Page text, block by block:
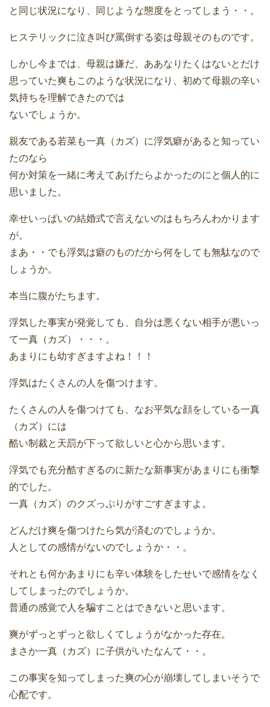
と同じ状況になり、同じような態度をとってしまう・・。
ヒステリックに泣き叫び罵倒する姿は母親そのものです。
しかし今までは、母親は嫌だ、ああなりたくはないとだけ
思っていた爽もこのような状況になり、初めて母親の辛い
気持ちを理解できたのでは
ないでしょうか。
親友である若菜も一真（カズ）に浮気癖があると知ってい
たのなら
何か対策を一緒に考えてあげたらよかったのにと個人的に
思いました。
幸せいっぱいの結婚式で言えないのはもちろんわかります
が。
まあ・・でも浮気は癖のものだから何をしても無駄なので
しょうか。
本当に腹がたちます。
浮気した事実が発覚しても、自分は悪くない相手が悪いっ
て一真（カズ）・・・。
あまりにも幼すぎますよね！！！
浮気はたくさんの人を傷つけます。
たくさんの人を傷つけても、なお平気な顔をしている一真
（カズ）には
酷い制裁と天罰が下って欲しいと心から思います。
浮気でも充分酷すぎるのに新たな新事実があまりにも衝撃
的でした。
一真（カズ）のクズっぷりがすごすぎますよ。
どんだけ爽を傷つけたら気が済むのでしょうか。
人としての感情がないのでしょうか・・。
それとも何かあまりにも辛い体験をしたせいで感情をなく
してしまったのでしょうか。
普通の感覚で人を騙すことはできないと思います。
爽がずっとずっと欲しくてしょうがなかった存在。
まさか一真（カズ）に子供がいたなんて・・。
この事実を知ってしまった爽の心が崩壊してしまいそうで
心配です。